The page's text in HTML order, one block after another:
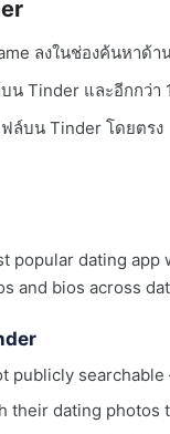
ลงในช่องค้นหาด้า
น Tinder และอีกกว่
ล์บน Tinder โดยตรง
popular dating
and bios across
publicly
their dating photos